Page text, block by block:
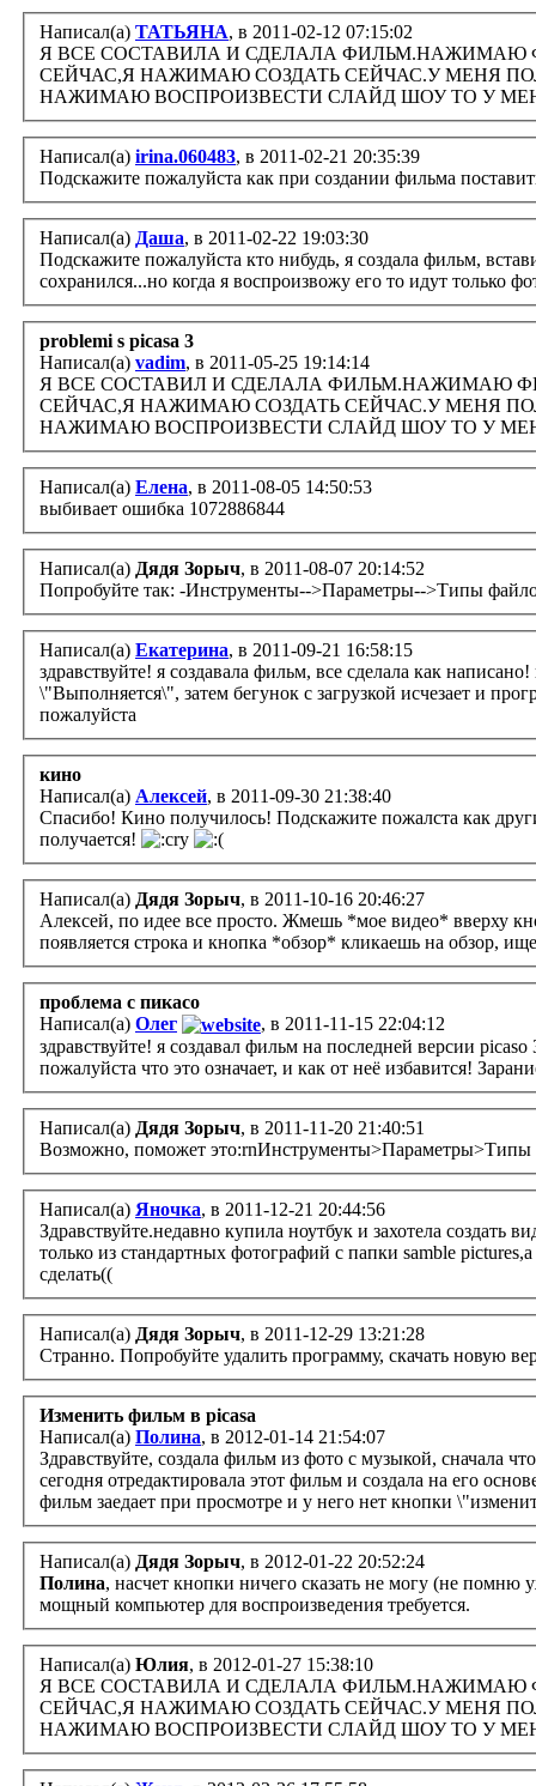
Написал(а) ТАТЬЯНА, в 2011-02-12 07:15:02
Я ВСЕ СОСТАВИЛА И СДЕЛАЛА ФИЛЬМ.НАЖИМАЮ
СЕЙЧАС,Я НАЖИМАЮ СОЗДАТЬ СЕЙЧАС.У МЕНЯ
НАЖИМАЮ ВОСПРОИЗВЕСТИ СЛАЙД ШОУ ТО У
Написал(а) irina.060483, в 2011-02-21 20:35:39
Подскажите пожалуйста как при создании фильма
Написал(а) Даша, в 2011-02-22 19:03:30
Подскажите пожалуйста кто нибудь, я создала фильм,
сохранился...но когда я воспроизвожу его то идут только
problemi s picasa 3
Написал(а) vadim, в 2011-05-25 19:14:14
Я ВСЕ СОСТАВИЛ И СДЕЛАЛА ФИЛЬМ.НАЖИМАЮ
СЕЙЧАС,Я НАЖИМАЮ СОЗДАТЬ СЕЙЧАС.У МЕНЯ
НАЖИМАЮ ВОСПРОИЗВЕСТИ СЛАЙД ШОУ ТО У
Написал(а) Елена, в 2011-08-05 14:50:53
выбивает ошибка 1072886844
Написал(а) Дядя Зорыч, в 2011-08-07 20:14:52
Попробуйте так: -Инструменты-->Параметры-->Типы
Написал(а) Екатерина, в 2011-09-21 16:58:15
здравствуйте! я создавала фильм, все сделала как
\"Выполняется\", затем бегунок с загрузкой исчезает и
пожалуйста
кино
Написал(а) Алексей, в 2011-09-30 21:38:40
Спасибо! Кино получилось! Подскажите пожалста как
получается!
Написал(а) Дядя Зорыч, в 2011-10-16 20:46:27
Алексей, по идее все просто. Жмешь *мое видео* вверху
появляется строка и кнопка *обзор* кликаешь на обзор,
проблема с пикасо
Написал(а) Олег
, в 2011-11-15 22:04:12
здравствуйте! я создавал фильм на последней версии
пожалуйста что это означает, и как от неё избавится!
Написал(а) Дядя Зорыч, в 2011-11-20 21:40:51
Возможно, поможет это:rnИнструменты>Параметры>Типы
Написал(а) Яночка, в 2011-12-21 20:44:56
Здравствуйте.недавно купила ноутбук и захотела создать
только из стандартных фотографий с папки samble
сделать((
Написал(а) Дядя Зорыч, в 2011-12-29 13:21:28
Странно. Попробуйте удалить программу, скачать новую
Изменить фильм в picasа
Написал(а) Полина, в 2012-01-14 21:54:07
Здравствуйте, создала фильм из фото с музыкой, сначала
сегодня отредактировала этот фильм и создала на его
фильм заедает при просмотре и у него нет кнопки
Написал(а) Дядя Зорыч, в 2012-01-22 20:52:24
Полина, насчет кнопки ничего сказать не могу (не помню
мощный компьютер для воспроизведения требуется.
Написал(а) Юлия, в 2012-01-27 15:38:10
Я ВСЕ СОСТАВИЛА И СДЕЛАЛА ФИЛЬМ.НАЖИМАЮ
СЕЙЧАС,Я НАЖИМАЮ СОЗДАТЬ СЕЙЧАС.У МЕНЯ
НАЖИМАЮ ВОСПРОИЗВЕСТИ СЛАЙД ШОУ ТО У